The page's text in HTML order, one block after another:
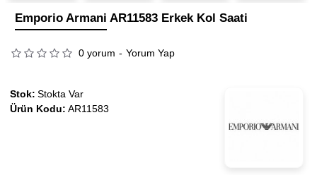
Emporio Armani AR11583 Erkek Kol Saati
0 yorum - Yorum Yap
Stok: Stokta Var
Ürün Kodu: AR11583